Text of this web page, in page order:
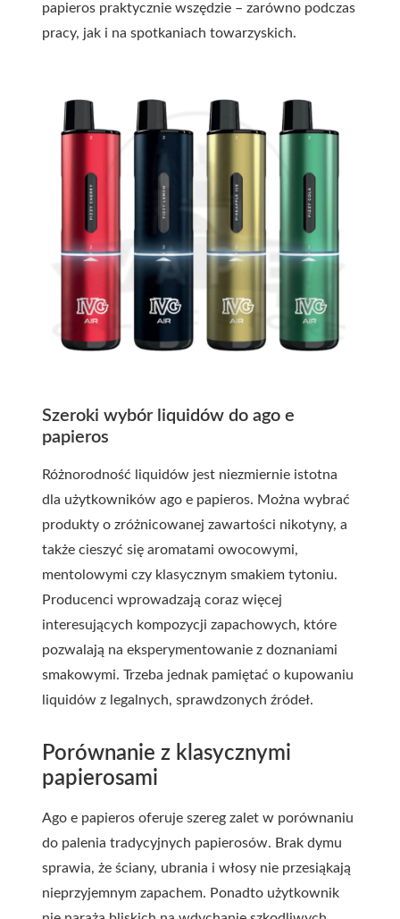
papieros praktycznie wszędzie – zarówno podczas
pracy, jak i na spotkaniach towarzyskich.
Szeroki wybór liquidów do ago e
papieros
Różnorodność liquidów jest niezmiernie istotna
dla użytkowników ago e papieros. Można wybrać
produkty o zróżnicowanej zawartości nikotyny, a
także cieszyć się aromatami owocowymi,
mentolowymi czy klasycznym smakiem tytoniu.
Producenci wprowadzają coraz więcej
interesujących kompozycji zapachowych, które
pozwalają na eksperymentowanie z doznaniami
smakowymi. Trzeba jednak pamiętać o kupowaniu
liquidów z legalnych, sprawdzonych źródeł.
Porównanie z klasycznymi
papierosami
Ago e papieros oferuje szereg zalet w porównaniu
do palenia tradycyjnych papierosów. Brak dymu
sprawia, że ściany, ubrania i włosy nie przesiąkają
nieprzyjemnym zapachem. Ponadto użytkownik